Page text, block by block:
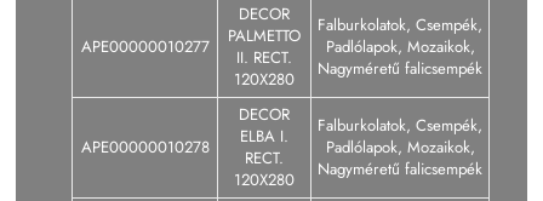
APE00000010277
DECOR
PALMETTO
II. RECT.
120X280
Falburkolatok, Csempék,
Padlólapok, Mozaikok,
Nagyméretű falicsempék
APE00000010278
DECOR
ELBA I.
RECT.
120X280
Falburkolatok, Csempék,
Padlólapok, Mozaikok,
Nagyméretű falicsempék